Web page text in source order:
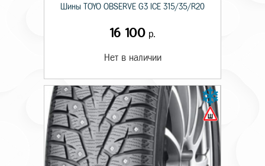
Шины TOYO OBSERVE G3 ICE 315/35/R20
16 100 р.
Нет в наличии